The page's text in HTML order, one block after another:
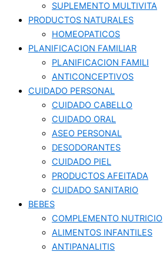
SUPLEMENTO MULTIVITA
PRODUCTOS NATURALES
HOMEOPATICOS
PLANIFICACION FAMILIAR
PLANIFICACION FAMILI
ANTICONCEPTIVOS
CUIDADO PERSONAL
CUIDADO CABELLO
CUIDADO ORAL
ASEO PERSONAL
DESODORANTES
CUIDADO PIEL
PRODUCTOS AFEITADA
CUIDADO SANITARIO
BEBES
COMPLEMENTO NUTRICIO
ALIMENTOS INFANTILES
ANTIPANALITIS